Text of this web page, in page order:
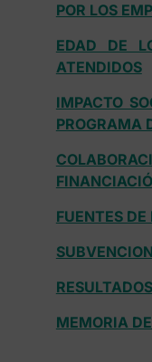
POR LOS
EDAD DE
ATENDIDOS
IMPACTO
PROGRAMA
FUENTES
MEMORIA